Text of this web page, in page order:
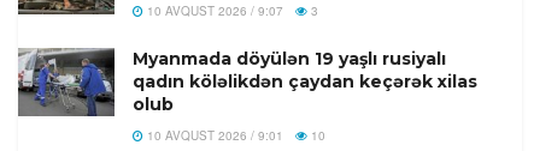
10 AVQUST 2026 / 9:07 3
Myanmada döyülən 19 yaşlı rusiyalı
qadın köləlikdən çaydan keçərək xilas
olub
10 AVQUST 2026 / 9:01 10